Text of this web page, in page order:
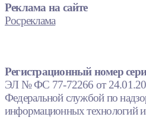
Реклама на сайте
Росреклама
Регистрационный номер
ЭЛ № ФС 77-72266 от
Федеральной службой по
информационных технологий